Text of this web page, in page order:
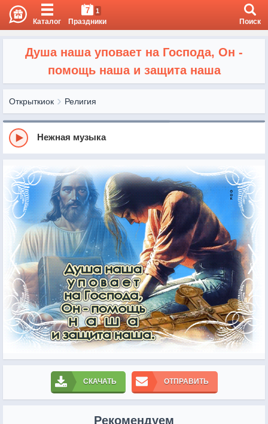
Каталог
7 1
Праздники Поиск
Душа наша уповает на Господа, Он -
помощь наша и защита наша
Открыткиок Религия
Нежная музыка
СКАЧАТЬ ОТПРАВИТЬ
Рекомендуем